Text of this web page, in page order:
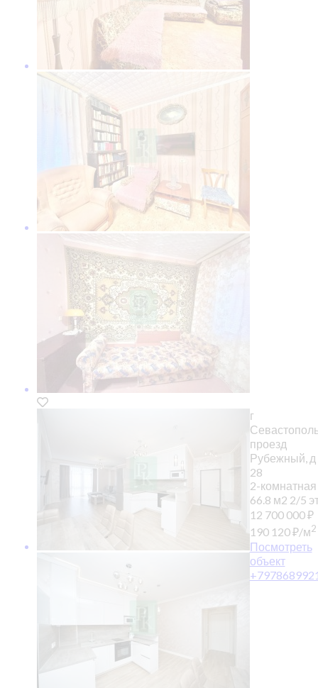
г
проезд
Рубежный, д
28
2-комнатная
66.8 м2 2/5
12 700 000₽
190 120₽/м2
Посмотреть
объект